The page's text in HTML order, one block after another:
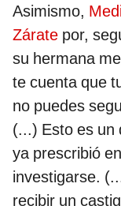
Asimismo,
Zárate por,
su hermana
te cuenta que
no puedes
(...) Esto es un
ya prescribió
investigarse.
recibir un